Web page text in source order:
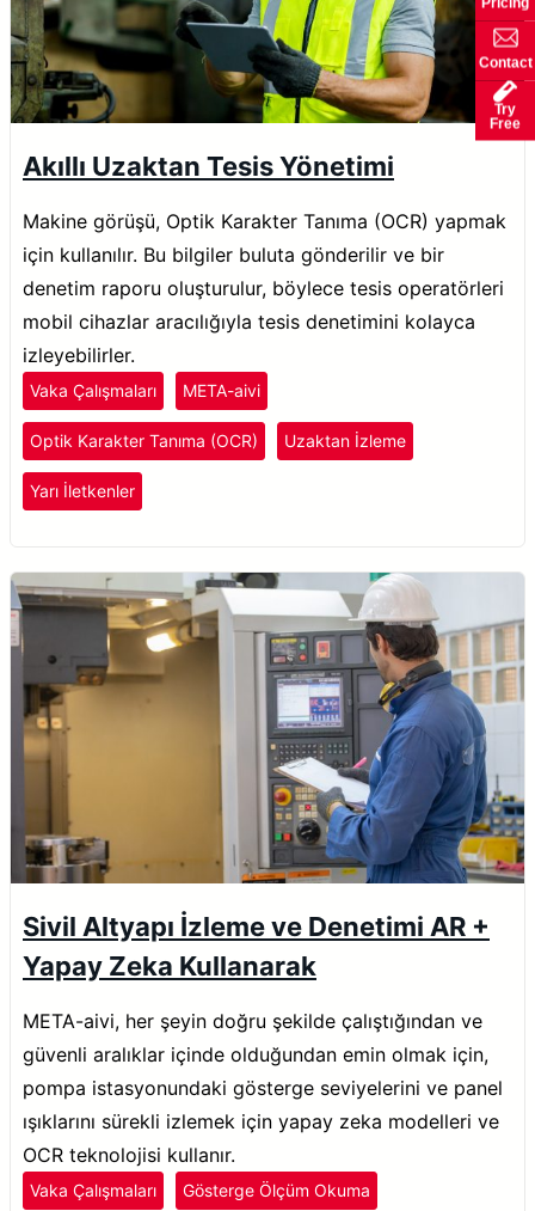
Akıllı Uzaktan Tesis Yönetimi
Makine görüşü, Optik Karakter Tanıma (OCR) yapmak
için kullanılır. Bu bilgiler buluta gönderilir ve bir
denetim raporu oluşturulur, böylece tesis operatörleri
mobil cihazlar aracılığıyla tesis denetimini kolayca
izleyebilirler.
Vaka Çalışmaları META-aivi
Optik Karakter Tanıma (OCR) Uzaktan İzleme
Yarı İletkenler
Sivil Altyapı İzleme ve Denetimi AR +
Yapay Zeka Kullanarak
META-aivi, her şeyin doğru şekilde çalıştığından ve
güvenli aralıklar içinde olduğundan emin olmak için,
pompa istasyonundaki gösterge seviyelerini ve panel
ışıklarını sürekli izlemek için yapay zeka modelleri ve
OCR teknolojisi kullanır.
Vaka Çalışmaları Gösterge Ölçüm Okuma
Contact
Try
Free